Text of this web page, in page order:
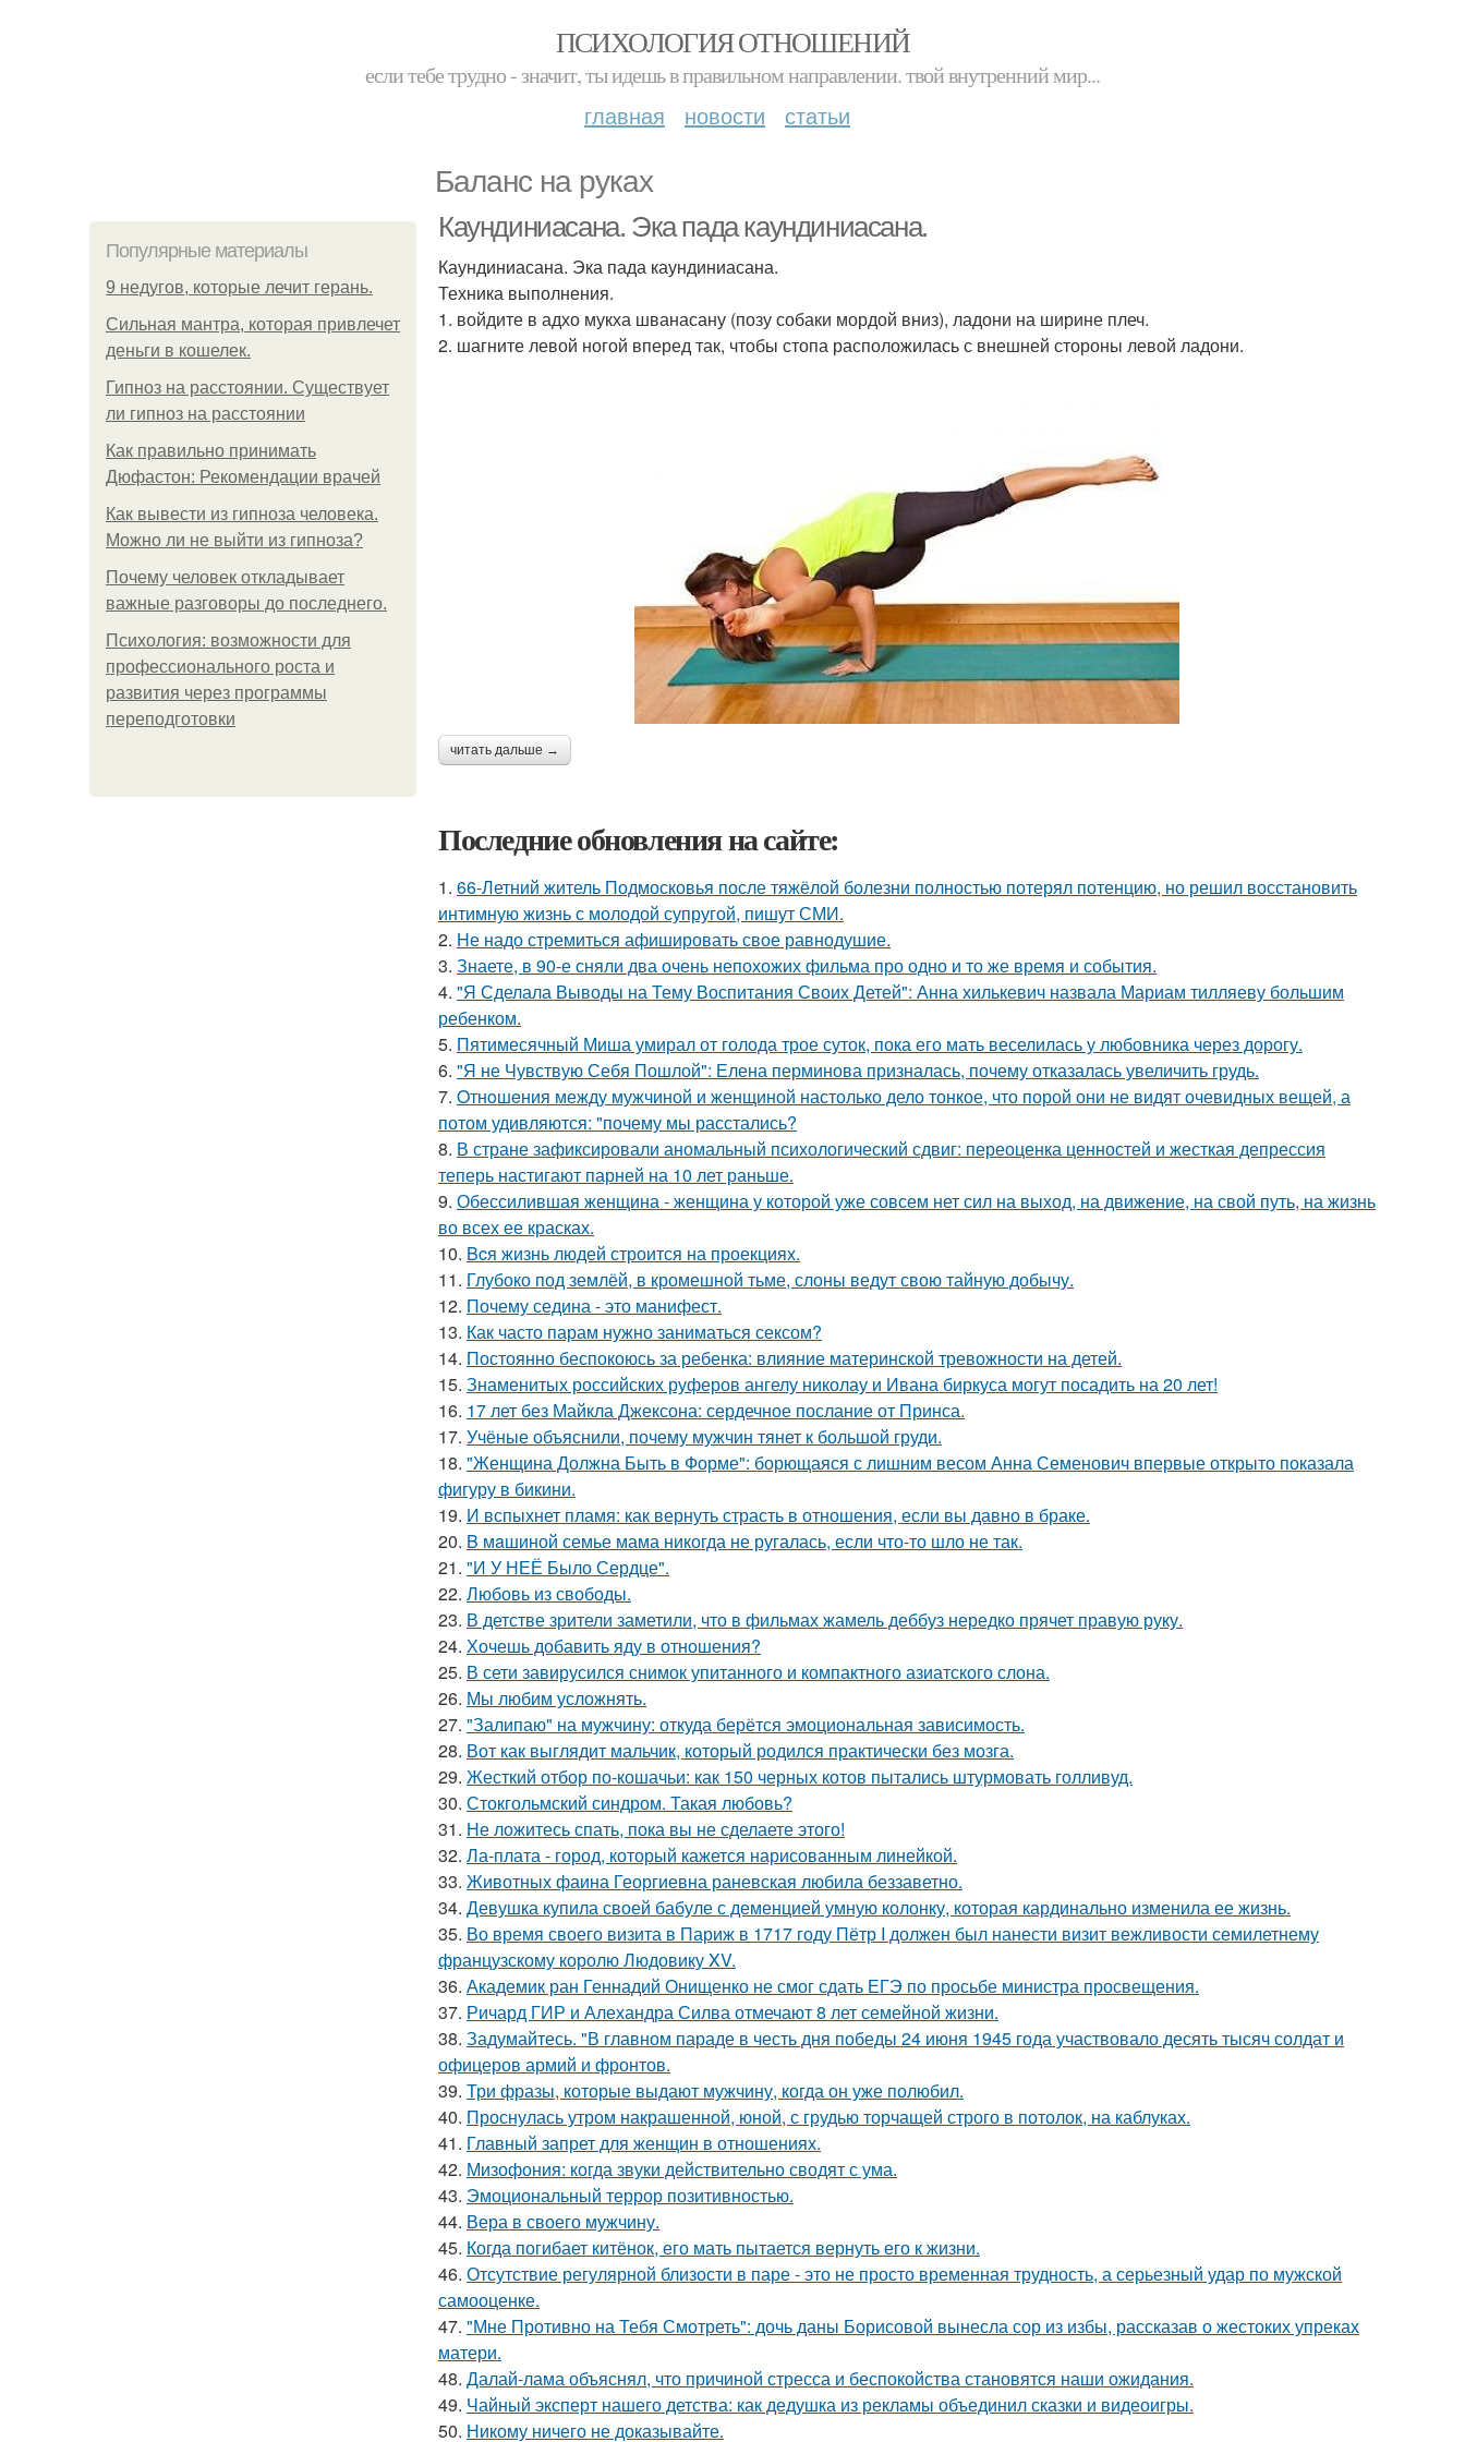
ПСИХОЛОГИЯ ОТНОШЕНИЙ
если тебе трудно - значит, ты идешь в правильном направлении. твой внутренний мир...
главная новости статьи
Баланс на руках
Популярные материалы
9 недугов, которые лечит герань.
Сильная мантра, которая привлечет
деньги в кошелек.
Гипноз на расстоянии. Существует
ли гипноз на расстоянии
Как правильно принимать
Дюфастон: Рекомендации врачей
Как вывести из гипноза человека.
Можно ли не выйти из гипноза?
Почему человек откладывает
важные разговоры до последнего.
Психология: возможности для
профессионального роста и
развития через программы
переподготовки
Каундиниасана. Эка пада каундиниасана.
Каундиниасана. Эка пада каундиниасана.
Техника выполнения.
1. войдите в адхо мукха шванасану (позу собаки мордой вниз), ладони на ширине плеч.
2. шагните левой ногой вперед так, чтобы стопа расположилась с внешней стороны левой ладони.
читать дальше →
Последние обновления на сайте:
1. 66-Летний житель Подмосковья после тяжёлой болезни полностью потерял потенцию, но решил восстановить
интимную жизнь с молодой супругой, пишут СМИ.
2. Hе надо стремиться афишировать свое равнодушие.
3. Знаете, в 90-е сняли два очень непохожих фильма про одно и то же время и события.
4. "Я Сделала Выводы на Тему Воспитания Своих Детей": Анна хилькевич назвала Мариам тилляеву большим
ребенком.
5. Пятимесячный Миша умирал от голода трое суток, пока его мать веселилась у любовника через дорогу.
6. "Я не Чувствую Себя Пошлой": Елена перминова призналась, почему отказалась увеличить грудь.
7. Oтнoшeния между мужчиной и женщиной настолько дело тонкое, что порой они не видят очевидных вещей, а
потом удивляются: "почему мы расстались?
8. В стране зафиксировали аномальный психологический сдвиг: переоценка ценностей и жесткая депрессия
теперь настигают парней на 10 лет раньше.
9. Обессилившая женщина - женщина у которой уже совсем нет сил на выход, на движение, на свой путь, на жизнь
во всех ее красках.
10. Bcя жизнь людей строится на проекциях.
11. Глубоко под землёй, в кромешной тьме, слоны ведут свою тайную добычу.
12. Почему седина - это манифест.
13. Как часто парам нужно заниматься сексом?
14. Постоянно беспокоюсь за ребенка: влияние материнской тревожности на детей.
15. Знаменитых российских руферов ангелу николау и Ивана биркуса могут посадить на 20 лет!
16. 17 лет без Майкла Джексона: сердечное послание от Принса.
17. Учёные объяснили, почему мужчин тянет к большой груди.
18. "Женщина Должна Быть в Форме": борющаяся с лишним весом Анна Семенович впервые открыто показала
фигуру в бикини.
19. И вспыхнет пламя: как вернуть страсть в отношения, если вы давно в браке.
20. B мaшиной семье мама никогда не ругалась, если что-то шло не так.
21. "И У НЕЁ Было Сердце".
22. Любовь из свободы.
23. В детстве зрители заметили, что в фильмах жамель деббуз нередко прячет правую руку.
24. Хочешь добавить яду в отношения?
25. В сети завирусился снимок упитанного и компактного азиатского слона.
26. Мы любим усложнять.
27. "Залипаю" на мужчину: откуда берётся эмоциональная зависимость.
28. Вот как выглядит мальчик, который родился практически без мозга.
29. Жесткий отбор по-кошачьи: как 150 черных котов пытались штурмовать голливуд.
30. Стокгольмский синдром. Такая любовь?
31. Не ложитесь спать, пока вы не сделаете этого!
32. Ла-плата - город, который кажется нарисованным линейкой.
33. Животных фаина Георгиевна раневская любила беззаветно.
34. Девушка купила своей бабуле с деменцией умную колонку, которая кардинально изменила ее жизнь.
35. Во время своего визита в Париж в 1717 году Пётр I должен был нанести визит вежливости семилетнему
французскому королю Людовику XV.
36. Академик ран Геннадий Онищенко не смог сдать ЕГЭ по просьбе министра просвещения.
37. Ричард ГИР и Алехандра Силва отмечают 8 лет семейной жизни.
38. Задумайтесь. "В главном параде в честь дня победы 24 июня 1945 года участвовало десять тысяч солдат и
офицеров армий и фронтов.
39. Три фразы, которые выдают мужчину, когда он уже полюбил.
40. Проснулась утром накрашенной, юной, с грудью торчащей строго в потолок, на каблуках.
41. Главный запрет для женщин в отношениях.
42. Мизофония: когда звуки действительно сводят с ума.
43. Эмоциональный террор позитивностью.
44. Вера в своего мужчину.
45. Когда погибает китёнок, его мать пытается вернуть его к жизни.
46. Отсутствие регулярной близости в паре - это не просто временная трудность, а серьезный удар по мужской
самооценке.
47. "Мне Противно на Тебя Смотреть": дочь даны Борисовой вынесла сор из избы, рассказав о жестоких упреках
матери.
48. Далай-лама объяснял, что причиной стресса и беспокойства становятся наши ожидания.
49. Чайный эксперт нашего детства: как дедушка из рекламы объединил сказки и видеоигры.
50. Никому ничего не доказывайте.